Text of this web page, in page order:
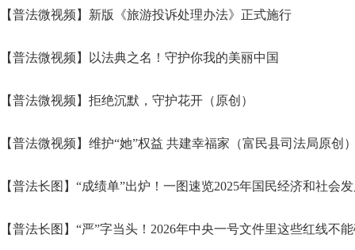
【普法微视频】新版《旅游投诉处理办法》正式施行
【普法微视频】以法典之名！守护你我的美丽中国
【普法微视频】拒绝沉默，守护花开（原创）
【普法微视频】维护“她”权益 共建幸福家（富民县司法局原创
【普法长图】“成绩单”出炉！一图速览2025年国民经济和社会
【普法长图】“严”字当头！2026年中央一号文件里这些红线不